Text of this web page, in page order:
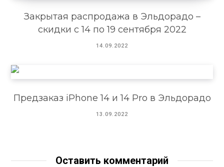
Закрытая распродажа в Эльдорадо –
скидки с 14 по 19 сентября 2022
14.09.2022
Предзаказ iPhone 14 и 14 Pro в Эльдорадо
13.09.2022
Оставить комментарий